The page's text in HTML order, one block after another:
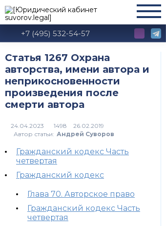
+7 (495) 532-54-57
Статья 1267 Охрана
авторства, имени автора и
неприкосновенности
произведения после
смерти автора
1498
Автор статьи: Андрей Суворов
Гражданский кодекс Часть
четвертая
Гражданский кодекс
Глава 70. Авторское право
Гражданский кодекс Часть
четвертая